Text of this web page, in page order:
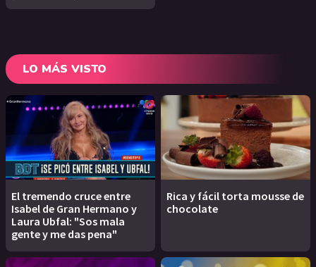
LO MÁS VISTO
El tremendo cruce entre
Isabel de Gran Hermano y
Laura Ubfal: "Sos mala
gente y me das pena"
Rica y fácil torta mousse de
chocolate